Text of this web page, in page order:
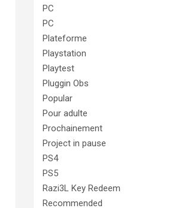
PC
PC
Plateforme
Playstation
Playtest
Pluggin Obs
Popular
Pour adulte
Prochainement
Project in pause
PS4
PS5
Razi3L Key Redeem
Recommended